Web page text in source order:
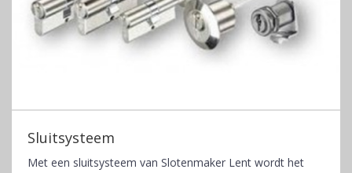
Sluitsysteem
Met een sluitsysteem van Slotenmaker Lent wordt het